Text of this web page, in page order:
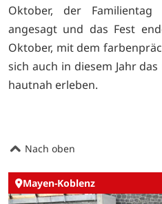
Oktober, der
angesagt und das Fest
Oktober, mit dem
sich auch in diesem Jahr
hautnah erleben.
Nach oben
Mayen-Koblenz